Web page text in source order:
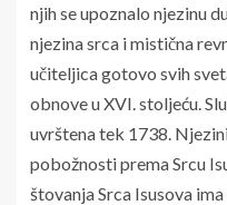
njih se upoznalo njezinu
njezina srca i mistična
učiteljica gotovo svih
obnove u XVI. stoljeću.
uvrštena tek 1738.
pobožnosti prema Srcu
štovanja Srca Isusova